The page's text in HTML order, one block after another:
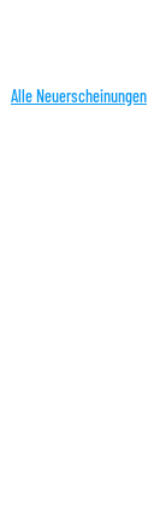
Alle Neuerscheinungen